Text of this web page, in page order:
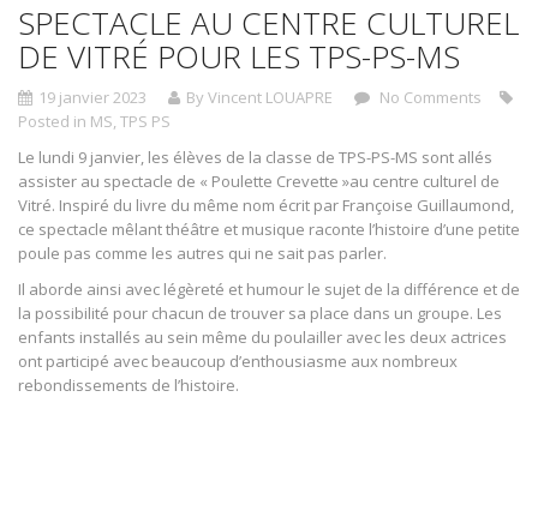
SPECTACLE AU CENTRE CULTUREL
DE VITRÉ POUR LES TPS-PS-MS
19 janvier 2023 By Vincent LOUAPRE
No Comments
Posted in MS, TPS PS
Le lundi 9 janvier, les élèves de la classe de TPS-PS-MS sont allés
assister au spectacle de « Poulette Crevette »au centre culturel de
Vitré. Inspiré du livre du même nom écrit par Françoise Guillaumond,
ce spectacle mêlant théâtre et musique raconte l’histoire d’une petite
poule pas comme les autres qui ne sait pas parler.
Il aborde ainsi avec légèreté et humour le sujet de la différence et de
la possibilité pour chacun de trouver sa place dans un groupe. Les
enfants installés au sein même du poulailler avec les deux actrices
ont participé avec beaucoup d’enthousiasme aux nombreux
rebondissements de l’histoire.